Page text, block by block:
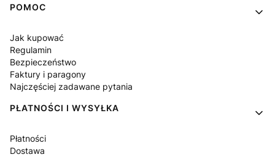
Linki w stopce
POMOC
Jak kupować
Regulamin
Bezpieczeństwo
Faktury i paragony
Najczęściej zadawane pytania
PŁATNOŚCI I WYSYŁKA
Płatności
Dostawa